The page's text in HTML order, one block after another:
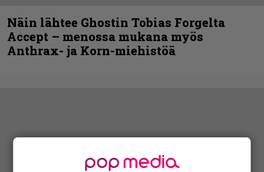
Näin lähtee Ghostin Tobias Forgelta
Accept – menossa mukana myös
Anthrax- ja Korn-miehistöä